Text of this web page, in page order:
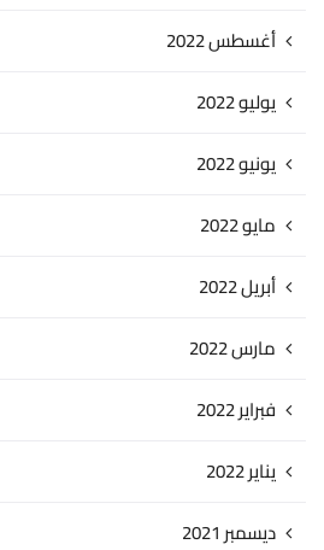
أغسطس 2022
يوليو 2022
يونيو 2022
مايو 2022
أبريل 2022
مارس 2022
فبراير 2022
يناير 2022
ديسمبر 2021